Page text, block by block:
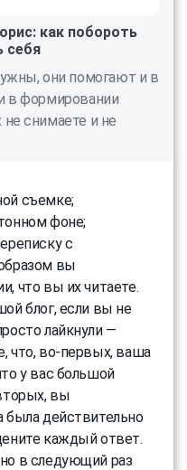
как побороть
себя
они помогают и в
в формировании
снимаете и не
съемке;
фоне;
с
вы
что вы их читаете.
блог, если вы не
лайкнули —
что, во-первых, ваша
у вас большой
вы
была действительно
каждый ответ.
в следующий раз